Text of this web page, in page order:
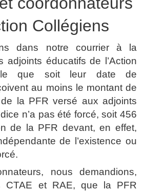
Collégiens
dans notre courrier à la
adjoints éducatifs de l’Action
que soit leur date de
au moins le montant de
la PFR versé aux adjoints
n’a pas été forcé, soit 456
de la PFR devant, en effet,
de l’existence ou
nous demandions,
CTAE et RAE, que la PFR